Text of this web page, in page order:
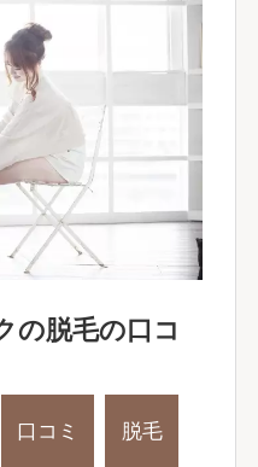
の脱毛の口コ
口コミ 脱毛